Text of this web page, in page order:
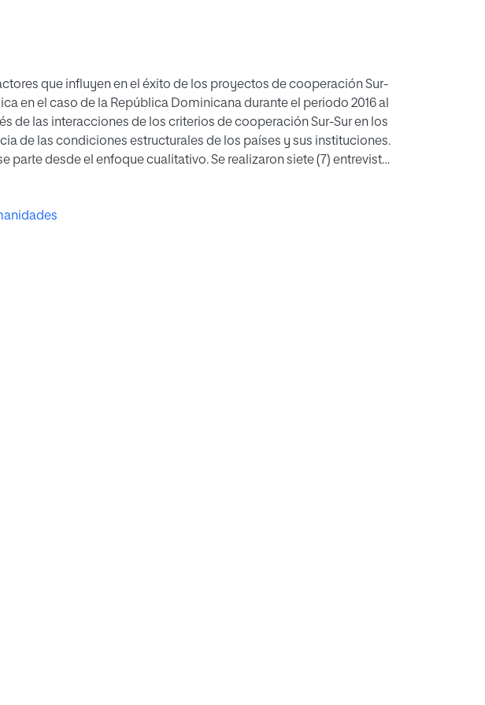
que influyen en el éxito de los proyectos de cooperación Sur-
en el caso de la República Dominicana durante el periodo 2016 al
de las interacciones de los criterios de cooperación Sur-Sur en los
de las condiciones estructurales de los países y sus instituciones.
parte desde el enfoque cualitativo. Se realizaron siete (7) entrevistas
de Economía, Planificación y Desarrollo (MEPyD). De igual forma,
como fuentes secundarias de información. Se concluye
basados en principios de cooperación Sur-Sur desde el punto de
de cooperación Sur-Sur.